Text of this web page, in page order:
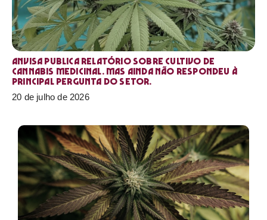
Anvisa publica relatório sobre cultivo de
Cannabis medicinal. Mas ainda não respondeu à
principal pergunta do setor.
20 de julho de 2026